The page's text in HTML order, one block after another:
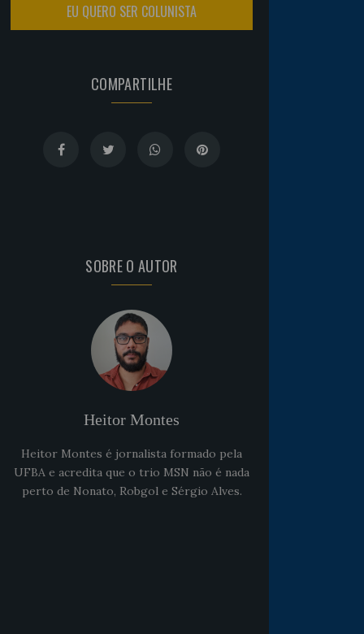
EU QUERO SER COLUNISTA
COMPARTILHE
SOBRE O AUTOR
Heitor Montes
Heitor Montes é jornalista formado pela
UFBA e acredita que o trio MSN não é nada
perto de Nonato, Robgol e Sérgio Alves.